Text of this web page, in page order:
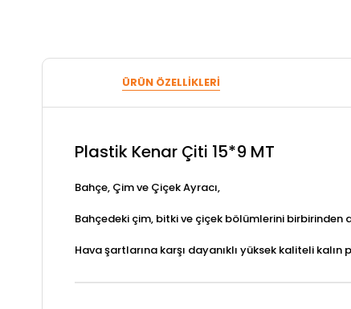
ÜRÜN ÖZELLIKLERI
Plastik Kenar Çiti 15*9 MT
Bahçe, Çim ve Çiçek Ayracı,
Bahçedeki çim, bitki ve çiçek bölümlerini birbirinden
Hava şartlarına karşı dayanıklı yüksek kaliteli